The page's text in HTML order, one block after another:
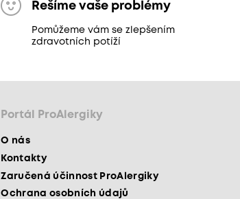
Řešíme vaše problémy
Pomůžeme vám se zlepšením
zdravotních potíží
Portál ProAlergiky
O nás
Kontakty
Zaručená účinnost ProAlergiky
Ochrana osobních údajů